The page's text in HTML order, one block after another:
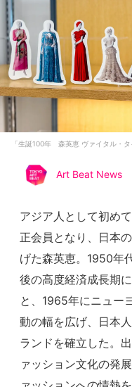
「生誕100年 森英恵 ヴァイタル・
Art Beat News
アジア人として初め
正会員となり、日本
げた森英恵。1950年
後の高度経済成長期
と、1965年にニュー
動の幅を広げ、日本
ランドを確立した。
ァッション文化の発